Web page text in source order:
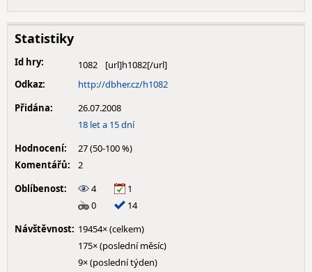
Statistiky
Id hry:
1082
Odkaz:
http://dbher.cz/h1082
Přidána:
26.07.2008
18 let a 15 dní
Hodnocení:
27 (50-100 %)
Komentářů:
2
Oblíbenost:
4
1
0
14
Návštěvnost: 19454× (celkem)
175× (poslední měsíc)
9× (poslední týden)